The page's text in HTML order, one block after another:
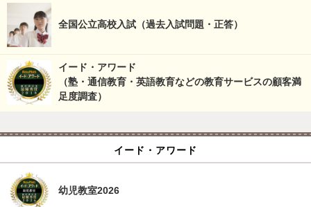
全国公立高校入試（過去入試問題・正答）
イード・アワード
（塾・通信教育・英語教育などの教育サービスの顧客満
足度調査）
イード・アワード
幼児教室2026